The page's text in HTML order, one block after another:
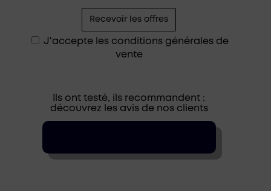
J'accepte les conditions générales de
vente
Ils ont testé, ils recommandent :
découvrez les avis de nos clients